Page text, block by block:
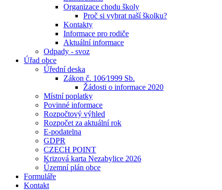
Organizace chodu školy
Proč si vybrat naší školku?
Kontakty
Informace pro rodiče
Aktuální informace
Odpady - svoz
Úřad obce
Úřední deska
Zákon č. 106⁄1999 Sb.
Žádosti o informace 2020
Místní poplatky
Povinné informace
Rozpočtový výhled
Rozpočet za aktuální rok
E-podatelna
GDPR
CZECH POINT
Krizová karta Nezabylice 2026
Územní plán obce
Formuláře
Kontakt